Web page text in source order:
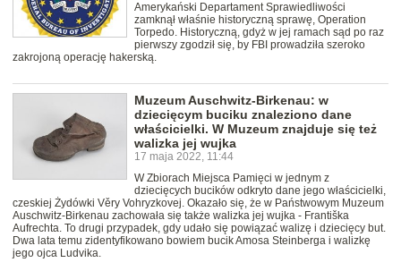
Amerykański Departament Sprawiedliwości
zamknął właśnie historyczną sprawę, Operation
Torpedo. Historyczną, gdyż w jej ramach sąd po raz
pierwszy zgodził się, by FBI prowadziła szeroko
zakrojoną operację hakerską.
Muzeum Auschwitz-Birkenau: w
dziecięcym buciku znaleziono dane
właścicielki. W Muzeum znajduje się też
walizka jej wujka
17 maja 2022, 11:44
W Zbiorach Miejsca Pamięci w jednym z
dziecięcych bucików odkryto dane jego właścicielki,
czeskiej Żydówki Věry Vohryzkovej. Okazało się, że w Państwowym Muzeum
Auschwitz-Birkenau zachowała się także walizka jej wujka - Františka
Aufrechta. To drugi przypadek, gdy udało się powiązać walizę i dziecięcy but.
Dwa lata temu zidentyfikowano bowiem bucik Amosa Steinberga i walizkę
jego ojca Ludvika.